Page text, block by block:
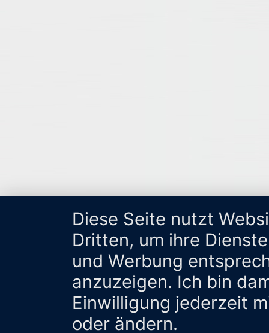
Diese Seite nutzt
Dritten, um ihre
und Werbung
anzuzeigen. Ich bin
Einwilligung jederzeit
oder ändern.